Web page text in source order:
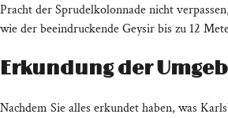
Pracht der Sprudelkolonnade nicht
wie der beeindruckende Geysir bis zu 12
Erkundung der
Nachdem Sie alles erkundet haben, was